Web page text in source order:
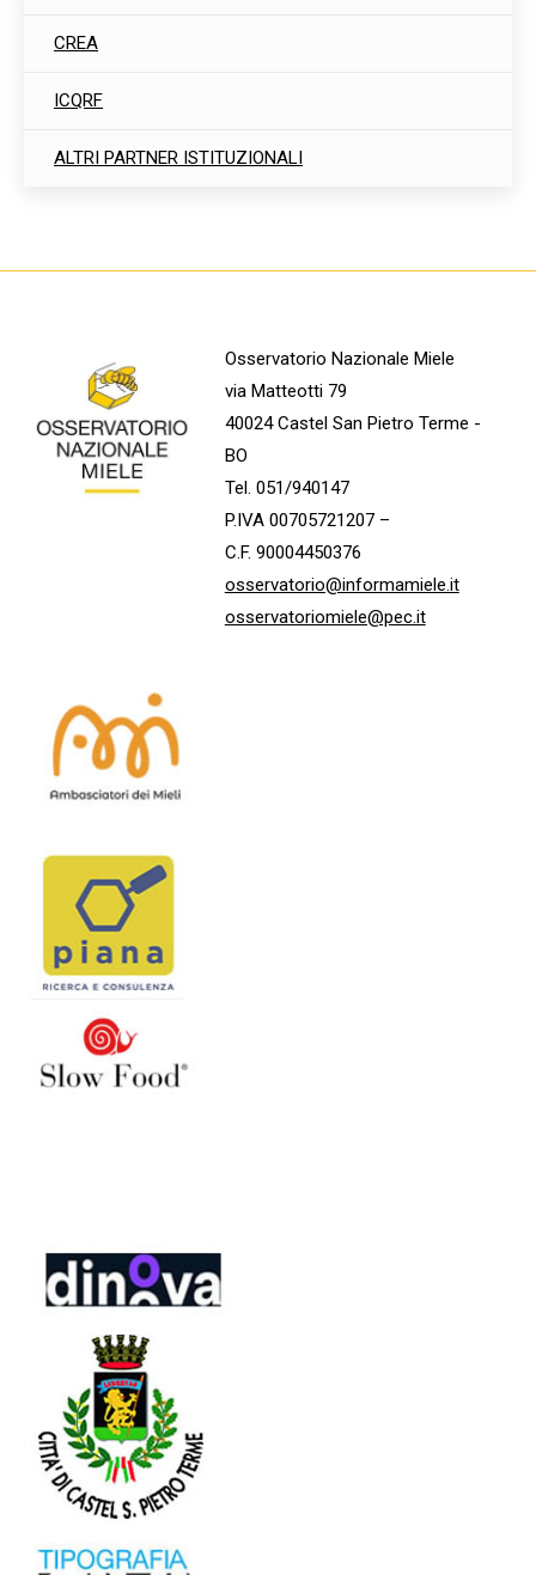
CREA
ICQRF
ALTRI PARTNER ISTITUZIONALI
Osservatorio Nazionale Miele
via Matteotti 79
40024 Castel San Pietro Terme -
BO
Tel. 051/940147
P.IVA 00705721207 –
C.F. 90004450376
osservatorio@informamiele.it
osservatoriomiele@pec.it